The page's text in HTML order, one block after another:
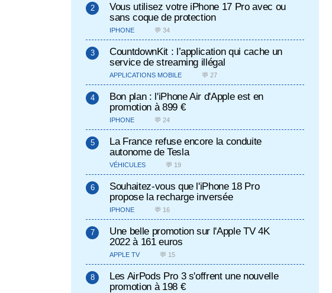
Vous utilisez votre iPhone 17 Pro avec ou
sans coque de protection
IPHONE 💬 34
CountdownKit : l’application qui cache un
service de streaming illégal
APPLICATIONS MOBILE 💬 27
Bon plan : l'iPhone Air d'Apple est en
promotion à 899 €
IPHONE 💬 24
La France refuse encore la conduite
autonome de Tesla
VÉHICULES 💬 19
Souhaitez-vous que l'iPhone 18 Pro
propose la recharge inversée
IPHONE 💬 16
Une belle promotion sur l'Apple TV 4K
2022 à 161 euros
APPLE TV 💬 15
Les AirPods Pro 3 s'offrent une nouvelle
promotion à 198 €